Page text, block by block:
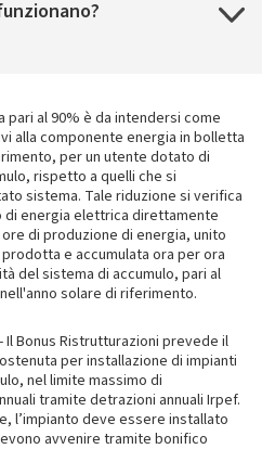
pari al 90% è da intendersi come
alla componente energia in bolletta
per un utente dotato di
rispetto a quelli che si
sistema. Tale riduzione si verifica
di energia elettrica direttamente
di produzione di energia, unito
e accumulata ora per ora
del sistema di accumulo, pari al
solare di riferimento.
Bonus Ristrutturazioni prevede il
per installazione di impianti
nel limite massimo di
tramite detrazioni annuali Irpef.
l’impianto deve essere installato
avvenire tramite bonifico